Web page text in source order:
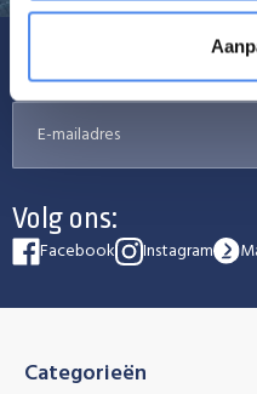
Schrijf je in voor
Volg ons:
Facebook Instagram
Categorieën